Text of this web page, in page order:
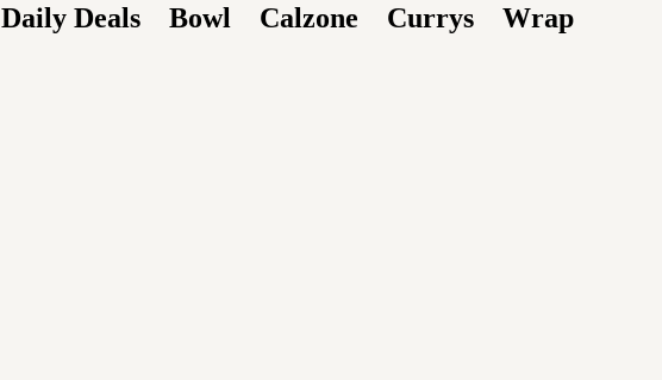
Daily Deals Bowl Calzone Currys Wrap